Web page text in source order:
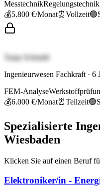
MesstechnikRegelungstechnik
💰5.800 €/Monat⏰Vollzeit🟢
Tanja Schmidt
Ingenieurwesen Fachkraft · 6
FEM-Analyse
💰6.000 €/Monat⏰Teilzeit🟢
Spezialisierte
Wiesbaden
Klicken Sie auf einen Beruf
Elektroniker/in -